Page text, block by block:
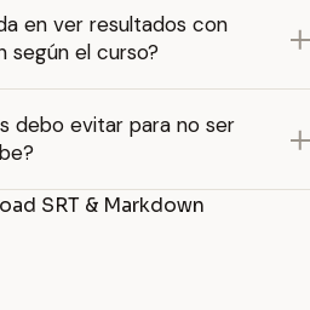
en ver resultados con
según el curso?
debo evitar para no ser
SRT & Markdown